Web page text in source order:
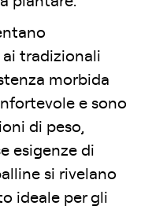
ai tradizionali
morbida
e sono
di peso,
esigenze di
si rivelano
ideale per gli